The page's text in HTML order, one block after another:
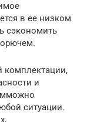
в ее низком
сэкономить
комплектации,
и
ситуации.